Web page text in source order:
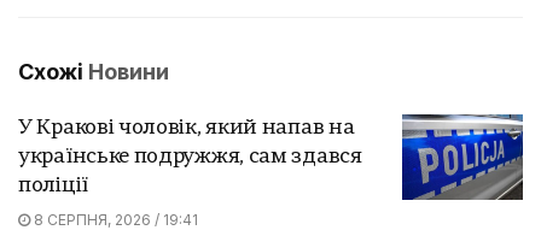
Схожі Новини
У Кракові чоловік, який напав на
українське подружжя, сам здався
поліції
8 СЕРПНЯ, 2026 / 19:41